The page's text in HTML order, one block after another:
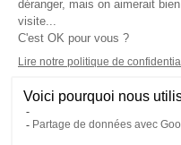
Votre compte
Marchand approuvé par la
pour vérifier